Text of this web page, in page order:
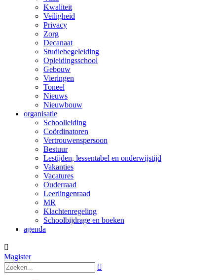
Kwaliteit
Veiligheid
Privacy
Zorg
Decanaat
Studiebegeleiding
Opleidingsschool
Gebouw
Vieringen
Toneel
Nieuws
Nieuwbouw
organisatie
Schoolleiding
Coördinatoren
Vertrouwenspersoon
Bestuur
Lestijden, lessentabel en onderwijstijd
Vakanties
Vacatures
Ouderraad
Leerlingenraad
MR
Klachtenregeling
Schoolbijdrage en boeken
agenda

Magister
